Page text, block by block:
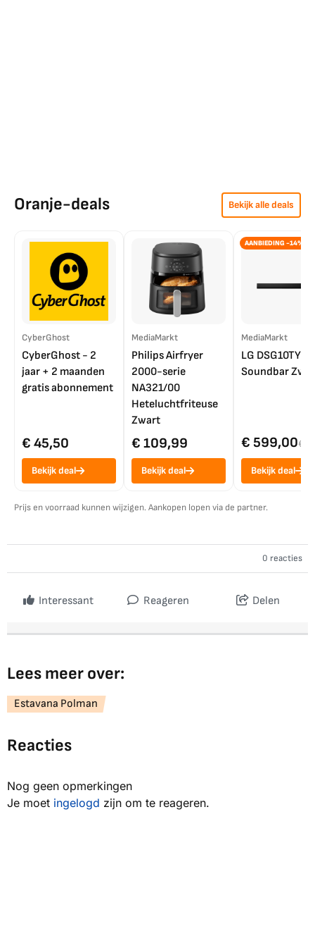
Oranje-deals Bekijk alle deals
CyberGhost
CyberGhost - 2
jaar + 2 maanden
gratis abonnement
€ 45,50
Bekijk deal
MediaMarkt
Philips Airfryer
2000-serie
NA321/00
Heteluchtfriteuse
Zwart
€ 109,99
Bekijk deal
AANBIEDING -14%
MediaMarkt
LG DSG10TY
Soundbar
€ 599,00€
Bekijk deal
Prijs en voorraad kunnen wijzigen. Aankopen lopen via de partner.
0 reacties
Interessant Reageren Delen
Lees meer over:
Estavana Polman
Reacties
Nog geen opmerkingen
Je moet ingelogd zijn om te reageren.